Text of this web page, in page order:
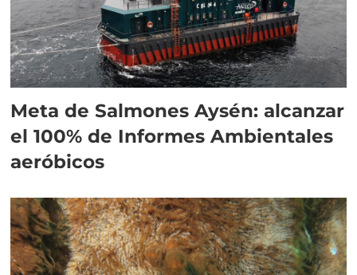
Meta de Salmones Aysén: alcanzar
el 100% de Informes Ambientales
aeróbicos